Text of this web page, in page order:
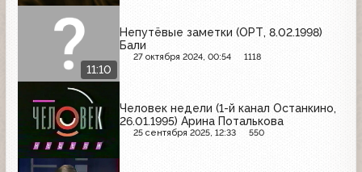
11:10
Непутёвые заметки (ОРТ, 8.02.1998)
Бали
27 октября 2024, 00:54 1118
Человек недели (1-й канал Останкино,
26.01.1995) Арина Поталькова
25 сентября 2025, 12:33 550